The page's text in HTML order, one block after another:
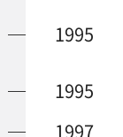
1995
1995
1997